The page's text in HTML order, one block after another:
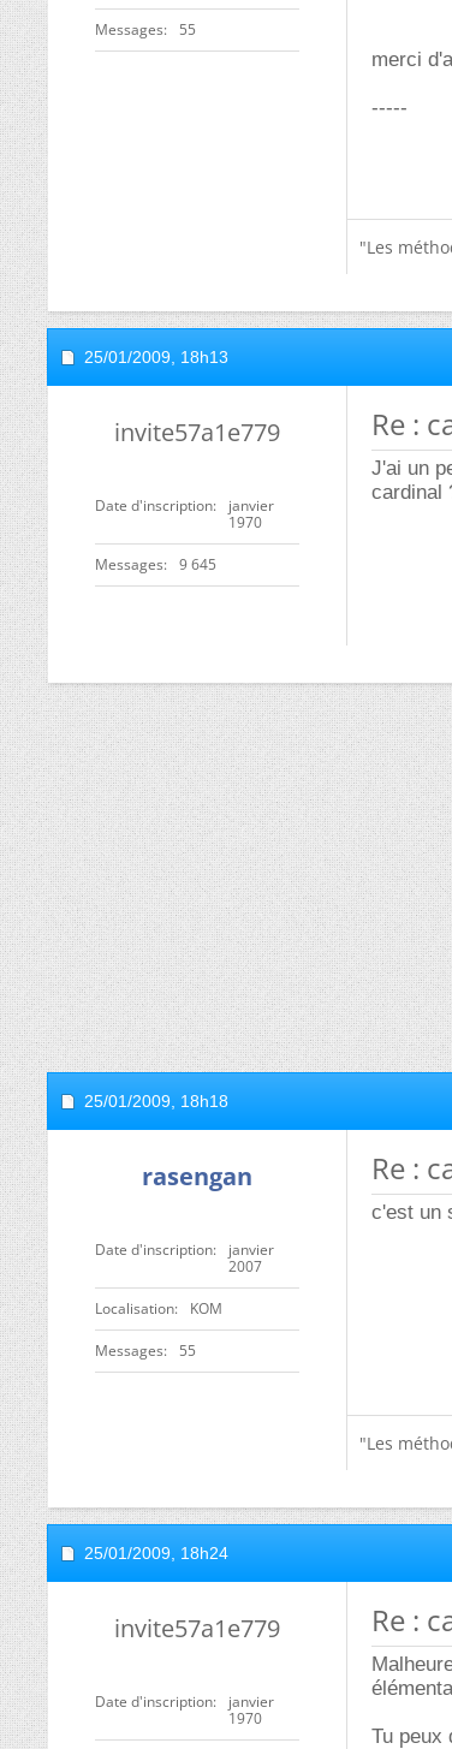
Messages 55
merci
-----
"Les
25/01/2009, 18h13
invite57a1e779
Date d'inscription
janvier
1970
Messages 9 645
Re :
J'ai un
cardinal
25/01/2009, 18h18
rasengan
Date d'inscription
janvier
2007
Localisation KOM
Messages 55
Re :
c'est un
"Les
25/01/2009, 18h24
invite57a1e779
Date d'inscription
janvier
1970
Re :
Tu peux